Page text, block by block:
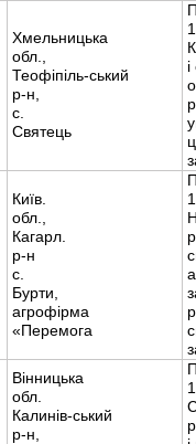
Хмельницька
обл.,
Теофіпіль-ський
р-н,
с.
Святець
Київ.
обл.,
Кагарл.
р-н
с.
Бурти,
агрофірма
«Перемога
Вінницька
обл.
Калинів-ський
р-н,